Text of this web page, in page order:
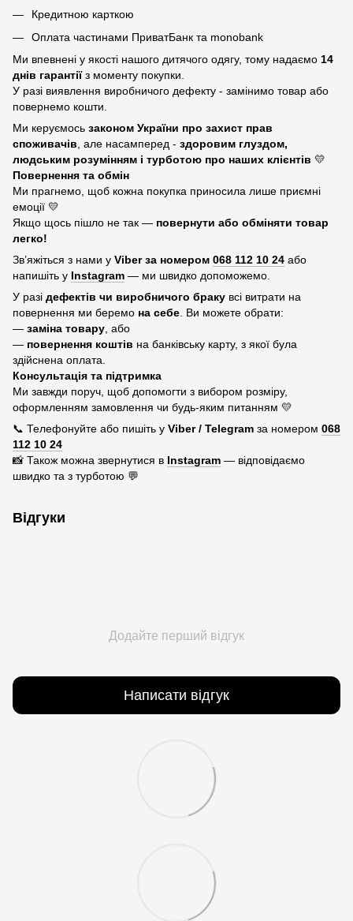
Кредитною карткою
Оплата частинами ПриватБанк та monobank
Ми впевнені у якості нашого дитячого одягу, тому надаємо 14
днів гарантіїз моменту покупки.
У разі виявлення виробничого дефекту - замінимо товар або
повернемо кошти.
Ми керуємось законом України про захист прав
споживачів , але насамперед - здоровим глуздом,
людським розумінням і турботою про наших клієнтів 💛
Повернення та обмін
Ми прагнемо, щоб кожна покупка приносила лише приємні
емоції 💛
Якщо щось пішло не так — повернути або обміняти товар
легко!
Зв’яжіться з нами у Viber за номером 068 112 10 24 або
напишіть у Instagram — ми швидко допоможемо.
У разі дефектів чи виробничого браку всі витрати на
повернення ми беремо на себе . Ви можете обрати:
— заміна товару , або
— повернення коштів на банківську карту, з якої була
здійснена оплата.
Консультація та підтримка
Ми завжди поруч, щоб допомогти з вибором розміру,
оформленням замовлення чи будь-яким питанням 💛
📞 Телефонуйте або пишіть у Viber / Telegram за номером 068
112 10 24
📸 Також можна звернутися в Instagram — відповідаємо
швидко та з турботою 💬
Відгуки
Додайте перший відгук
Написати відгук